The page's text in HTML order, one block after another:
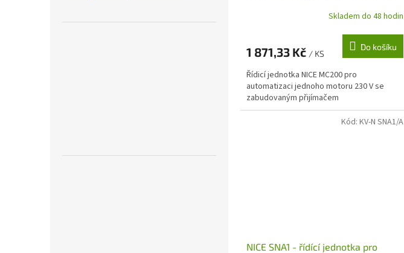
Skladem do 48 hodin
1 871,33 Kč / KS
Do košíku
Řídicí jednotka NICE MC200 pro
automatizaci jednoho motoru 230 V se
zabudovaným přijímačem
NICE SNA1 - řídící jednotka pro
Kód: KV-N SNA1/A